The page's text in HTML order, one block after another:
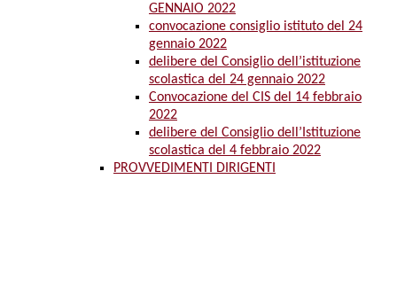
GENNAIO 2022
convocazione consiglio istituto del 24
gennaio 2022
delibere del Consiglio dell’istituzione
scolastica del 24 gennaio 2022
Convocazione del CIS del 14 febbraio
2022
delibere del Consiglio dell’Istituzione
scolastica del 4 febbraio 2022
PROVVEDIMENTI DIRIGENTI